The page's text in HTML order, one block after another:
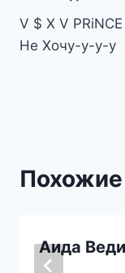
по
V $ X V
Не Хочу-у-у-у
Похожие
Аида